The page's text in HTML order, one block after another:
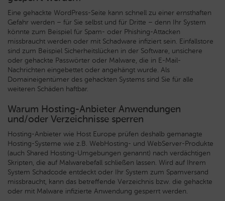
Eine gehackte WordPress-Seite kann schnell zu einer ernsthaften
Gefahr werden – für Sie selbst und für Dritte – denn Ihr System
könnte zum Beispiel für Spam- oder Phishing-Attacken
missbraucht werden oder mit Schadware infiziert sein. Einfallstore
sind zum Beispiel Sicherheitslücken in der Software, unsichere
oder gehackte Passwörter oder Malware, die in E-Mail-
Nachrichten eingebettet oder angehängt wurde. Als
Domaineigentümer des gehackten Systems sind Sie für alle
weiteren Schäden haftbar.
Warum Hosting-Anbieter Anwendungen
und/oder Verzeichnisse sperren
Hosting-Anbieter wie Host Europe prüfen deshalb gemanagte
Hosting-Systeme wie z.B. WebHosting- und WebServer-Produkte
(auch Shared Hosting-Umgebungen genannt) nach verdächtigen
Skripten, die auf Malwarebefall schließen lassen. Wird auf Ihrem
System Schadcode entdeckt oder Ihr System zum Spamversand
missbraucht, kann das betreffende Verzeichnis bzw. die gehackte
oder mit Malware infizierte Anwendung gesperrt werden.